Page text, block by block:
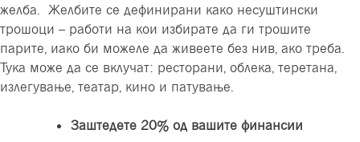
желба. Желбите се дефинирани како несуштински
трошоци – работи на кои избирате да ги трошите
парите, иако би можеле да живеете без нив, ако треба.
Тука може да се вклучат: ресторани, облека, теретана,
излегување, театар, кино и патување.
Заштедете 20% од вашите финансии